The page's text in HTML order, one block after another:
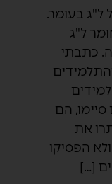
ל"ג בעומר.
ל"ג
כתבתי
הם
את
הפסיקו
[…]